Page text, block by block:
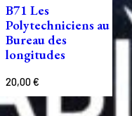
B71 Les
Polytechniciens au
Bureau des
longitudes
20,00€